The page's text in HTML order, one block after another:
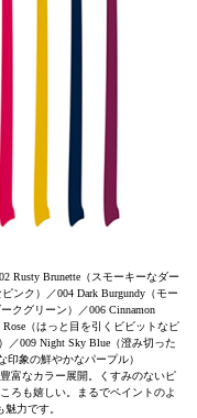
Rusty Brunette（スモーキーなダー
ンク）／004 Dark Burgundy（モー
クグリーン）／006 Cinnamon
（はっと目を引くビビットなピ
／009 Night Sky Blue（澄み切った
印象の鮮やかなパープル）
富なカラー展開。くすみのないピ
ろも嬉しい。まるでペイントのよ
力です。